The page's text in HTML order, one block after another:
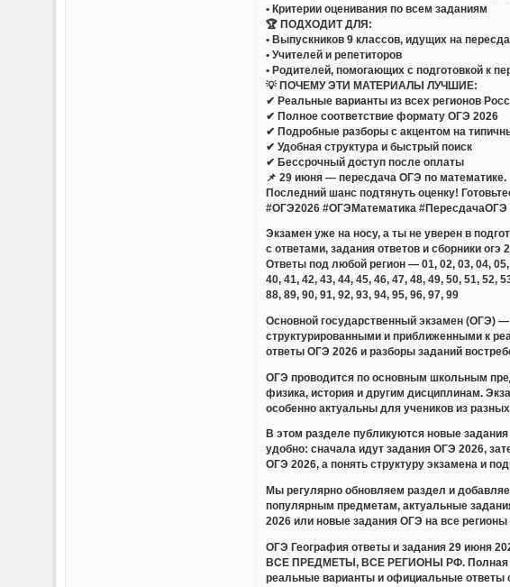
• Критерии оценивания по всем заданиям
🏆 ПОДХОДИТ ДЛЯ:
• Выпускников 9 классов, идущих на
• Учителей и репетиторов
• Родителей, помогающих с подготовкой к
💡 ПОЧЕМУ ЭТИ МАТЕРИАЛЫ ЛУЧШИЕ:
✔ Реальные варианты из всех регионов
✔ Полное соответствие формату ОГЭ 2026
✔ Подробные разборы с акцентом на
✔ Удобная структура и быстрый поиск
✔ Бессрочный доступ после оплаты
📌 29 июня — пересдача ОГЭ по математике.
Последний шанс подтянуть оценку!
#ОГЭ2026 #ОГЭМатематика
Экзамен уже на носу, а ты не уверен в
с ответами, задания ответов и сборники
Ответы под любой регион — 01, 02, 03, 04, 05,
40, 41, 42, 43, 44, 45, 46, 47, 48, 49, 50, 51, 52,
88, 89, 90, 91, 92, 93, 94, 95, 96, 97, 99
Основной государственный экзамен (ОГЭ)
структурированными и приближенными к
ответы ОГЭ 2026 и разборы заданий
ОГЭ проводится по основным школьным
физика, история и другим дисциплинам.
особенно актуальны для учеников из
В этом разделе публикуются новые
удобно: сначала идут задания ОГЭ 2026,
ОГЭ 2026, а понять структуру экзамена и
Мы регулярно обновляем раздел и
популярным предметам, актуальные
2026 или новые задания ОГЭ на все
ОГЭ География ответы и задания 29
ВСЕ ПРЕДМЕТЫ, ВСЕ РЕГИОНЫ РФ. Полная и
реальные варианты и официальные ответы